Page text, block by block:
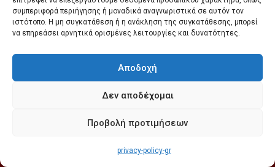
συμπεριφορά περιήγησης ή μοναδικά αναγνωριστικά σε αυτόν τον
ιστότοπο. Η μη συγκατάθεση ή η ανάκληση της συγκατάθεσης, μπορεί
να επηρεάσει αρνητικά ορισμένες λειτουργίες και δυνατότητες.
Αποδοχή
Δεν αποδέχομαι
Προβολή προτιμήσεων
privacy-policy-gr
Το διθυραμβικό αφιέρωμα στη νέα γενιά του
ελληνικού ποδοσφαίρου